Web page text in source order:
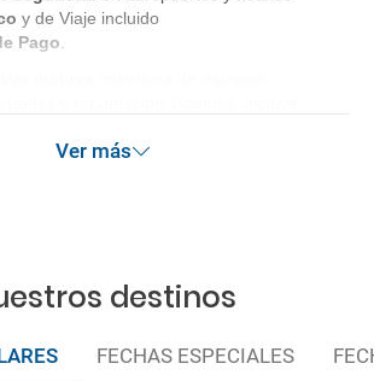
y de Viaje incluido
Pago
naturales de hasta 3.000€ en el
Ver más
destinos
FECHAS ESPECIALES